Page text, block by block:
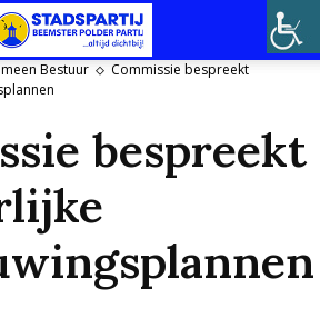
Bestuur
Commissie bespreekt
bespreekt